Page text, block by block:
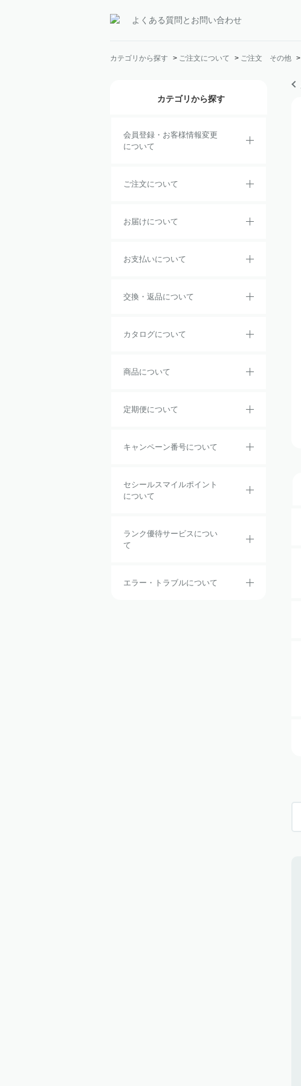
よくある質問とお問い合わせ
カテゴリから探す > ご注文について > ご注文 その他 >
カテゴリから探す
会員登録・お客様情報変更
について
ご注文について
お届けについて
お支払いについて
交換・返品について
カタログについて
商品について
定期便について
キャンペーン番号について
セシールスマイルポイント
について
ランク優待サービスについ
て
エラー・トラブルについて